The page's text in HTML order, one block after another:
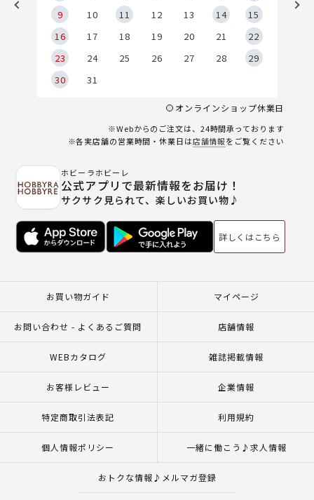
9
10 11 12 13 14
15
16
17 18 19 20 21
22
23
24 25 26 27 28
29
30
31
オンラインショップ休業日
※Webからのご注文は、24時間承っております
※各実店舗の営業時間・休業日は店舗情報をご覧ください
ホビーラホビーレ
公式アプリで最新情報をお届け！
サクサク見られて、楽しいお買い物♪
詳しくはこちら
お買い物ガイド マイページ
お問い合わせ - よくあるご質問 店舗情報
WEBカタログ 雑誌掲載情報
お客様レビュー 企業情報
特定商取引法表記 利用規約
個人情報ポリシー 一緒に働こう♪求人情報
おトクな情報♪メルマガ登録